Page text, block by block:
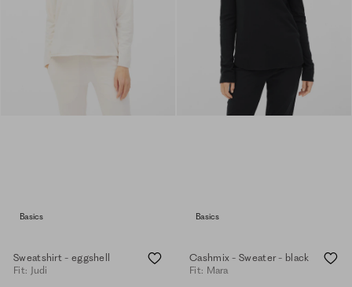
Basics
Sweatshirt - eggshell
Fit: Judi
Basics
Cashmix - Sweater - black
Fit: Mara